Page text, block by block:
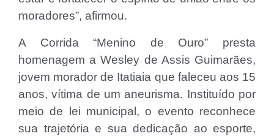
moradores”, afirmou.
A Corrida “Menino de Ouro” presta
homenagem a Wesley de Assis Guimarães,
jovem morador de Itatiaia que faleceu aos 15
anos, vítima de um aneurisma. Instituído por
meio de lei municipal, o evento reconhece
sua trajetória e sua dedicação ao esporte,